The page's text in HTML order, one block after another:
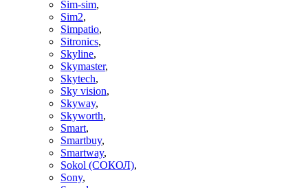
Sim-sim,
Sim2,
Simpatio,
Sitronics,
Skyline,
Skymaster,
Skytech,
Sky vision,
Skyway,
Skyworth,
Smart,
Smartbuy,
Smartway,
Sokol (СОКОЛ),
Sony,